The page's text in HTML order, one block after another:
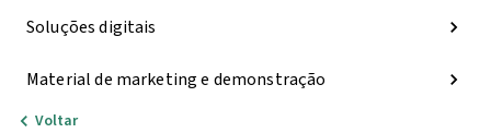
Soluções digitais
Material de marketing e demonstração
Voltar